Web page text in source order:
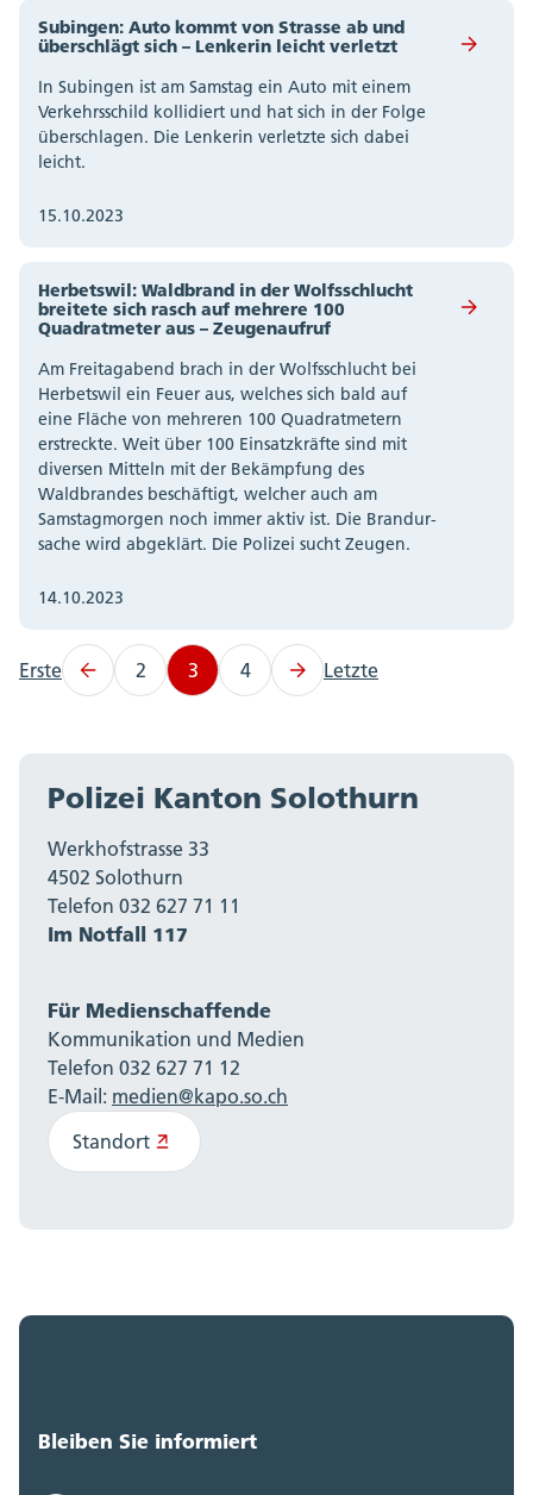
Subingen: Auto kommt von Strasse ab und
überschlägt sich – Lenkerin leicht verletzt
In Subingen ist am Samstag ein Auto mit einem
Verkehrsschild kollidiert und hat sich in der Folge
überschlagen. Die Lenkerin verletzte sich dabei
leicht.
15.10.2023
Herbetswil: Waldbrand in der Wolfsschlucht
breitete sich rasch auf mehrere 100
Quadratmeter aus – Zeugenaufruf
Am Freitagabend brach in der Wolfsschlucht bei
Herbetswil ein Feuer aus, welches sich bald auf
eine Fläche von mehreren 100 Quadratmetern
erstreckte. Weit über 100 Einsatzkräfte sind mit
diversen Mitteln mit der Bekämpfung des
Waldbrandes beschäftigt, welcher auch am
Samstagmorgen noch immer aktiv ist. Die Brandur-
sache wird abgeklärt. Die Polizei sucht Zeugen.
14.10.2023
Erste 2 3 4 Letzte
Polizei Kanton Solothurn
Werkhofstrasse 33
4502 Solothurn
Telefon 032 627 71 11
Im Notfall 117
Für Medienschaffende
Kommunikation und Medien
Telefon 032 627 71 12
E-Mail: medien@kapo.so.ch
Standort
Bleiben Sie informiert